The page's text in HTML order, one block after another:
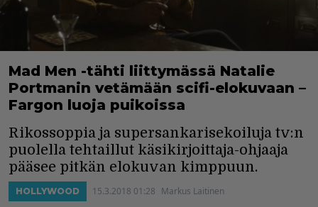
Mad Men -tähti liittymässä Natalie
Portmanin vetämään scifi-elokuvaan –
Fargon luoja puikoissa
Rikossoppia ja supersankarisekoiluja tv:n
puolella tehtaillut käsikirjoittaja-ohjaaja
pääsee pitkän elokuvan kimppuun.
HOLLYWOOD 15.3.2018 01:28 Markus Laitinen